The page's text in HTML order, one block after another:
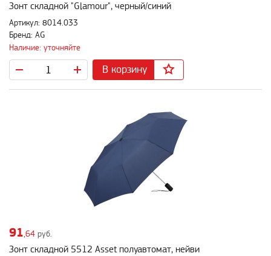
Зонт складной "Glamour", черный/синий
Артикул: 8014.033
Бренд: AG
Наличие: уточняйте
В корзину
91,64 руб.
Зонт складной 5512 Asset полуавтомат, нейви